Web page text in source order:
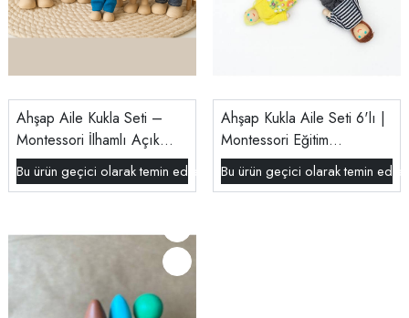
Ahşap Aile Kukla Seti –
Montessori İlhamlı Açık
Uçlu Oyun
Bu ürün geçici olarak temin edilememektedir.
Ahşap Kukla Aile Seti 6'lı |
Montessori Eğitim
Oyuncağı | Oyun Evi
Figürleri
Bu ürün geçici olarak temin